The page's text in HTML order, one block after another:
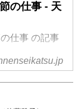
の仕事 - 天
仕事 の記事